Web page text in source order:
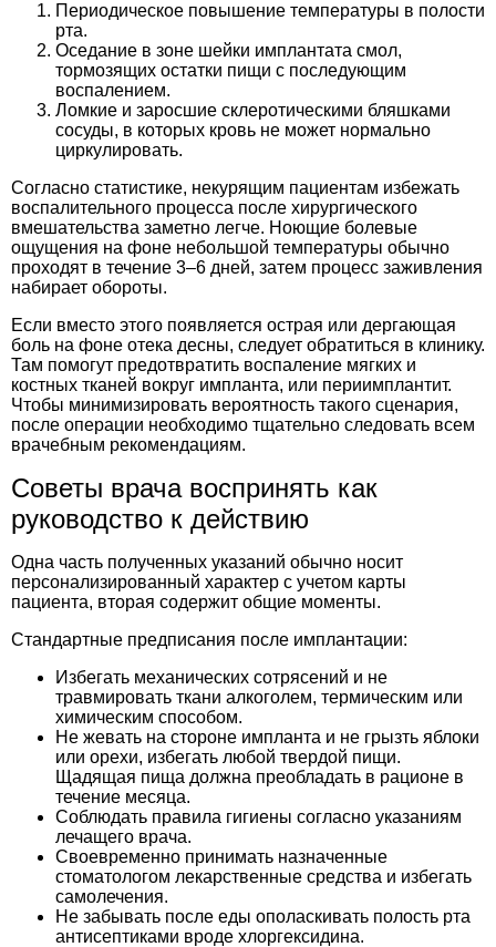
Периодическое повышение температуры в полости
рта.
Оседание в зоне шейки имплантата смол,
тормозящих остатки пищи с последующим
воспалением.
Ломкие и заросшие склеротическими бляшками
сосуды, в которых кровь не может нормально
циркулировать.
Согласно статистике, некурящим пациентам избежать
воспалительного процесса после хирургического
вмешательства заметно легче. Ноющие болевые
ощущения на фоне небольшой температуры обычно
проходят в течение 3–6 дней, затем процесс заживления
набирает обороты.
Если вместо этого появляется острая или дергающая
боль на фоне отека десны, следует обратиться в клинику.
Там помогут предотвратить воспаление мягких и
костных тканей вокруг импланта, или периимплантит.
Чтобы минимизировать вероятность такого сценария,
после операции необходимо тщательно следовать всем
врачебным рекомендациям.
Советы врача воспринять как
руководство к действию
Одна часть полученных указаний обычно носит
персонализированный характер с учетом карты
пациента, вторая содержит общие моменты.
Стандартные предписания после имплантации:
Избегать механических сотрясений и не
травмировать ткани алкоголем, термическим или
химическим способом.
Не жевать на стороне импланта и не грызть яблоки
или орехи, избегать любой твердой пищи.
Щадящая пища должна преобладать в рационе в
течение месяца.
Соблюдать правила гигиены согласно указаниям
лечащего врача.
Своевременно принимать назначенные
стоматологом лекарственные средства и избегать
самолечения.
Не забывать после еды ополаскивать полость рта
антисептиками вроде хлоргексидина.